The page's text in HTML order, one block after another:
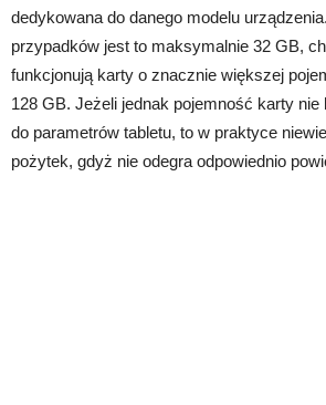
dedykowana do danego modelu
przypadków jest to maksymalnie 32 GB,
funkcjonują karty o znacznie większej
128 GB. Jeżeli jednak pojemność karty nie
do parametrów tabletu, to w praktyce
pożytek, gdyż nie odegra odpowiednio